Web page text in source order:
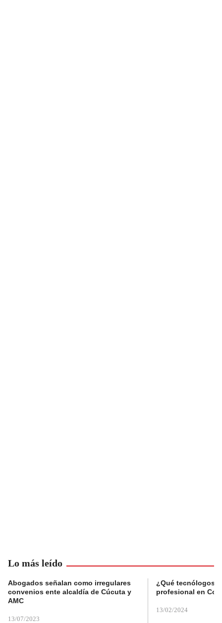
Lo más leído
Abogados señalan como irregulares
convenios ente alcaldía de Cúcuta y
AMC
13/07/2023
¿Qué tecnólogos
profesional en
13/02/2024